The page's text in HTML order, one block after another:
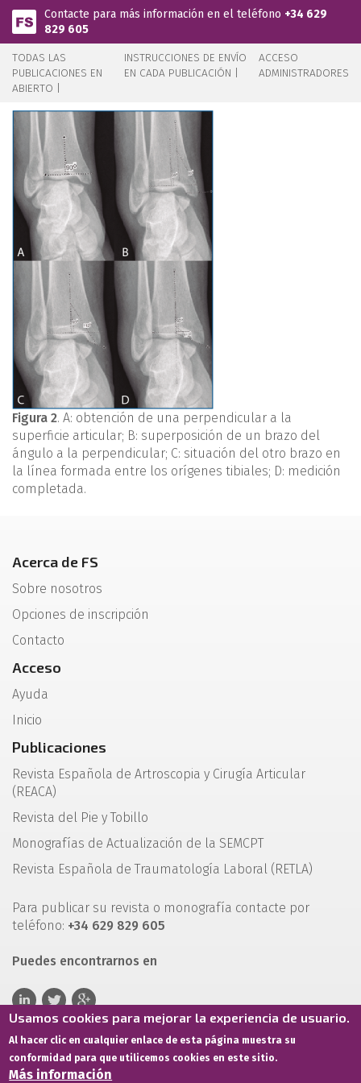
Pasar al contenido principal
Contacte para más información en el teléfono +34 629
829 605
TODAS LAS
PUBLICACIONES EN
ABIERTO |
INSTRUCCIONES DE ENVÍO
EN CADA PUBLICACIÓN |
ACCESO
ADMINISTRADORES
Figura 2. A: obtención de una perpendicular a la
superficie articular; B: superposición de un brazo del
ángulo a la perpendicular; C: situación del otro brazo en
la línea formada entre los orígenes tibiales; D: medición
completada.
Acerca de FS
Sobre nosotros
Opciones de inscripción
Contacto
Acceso
Ayuda
Inicio
Publicaciones
Revista Española de Artroscopia y Cirugía Articular
(REACA)
Revista del Pie y Tobillo
Monografías de Actualización de la SEMCPT
Revista Española de Traumatología Laboral (RETLA)
Para publicar su revista o monografía contacte por
teléfono: +34 629 829 605
Puedes encontrarnos en
Usamos cookies para mejorar la experiencia de usuario.
Al hacer clic en cualquier enlace de esta página muestra su
conformidad para que utilicemos cookies en este sitio.
Más información